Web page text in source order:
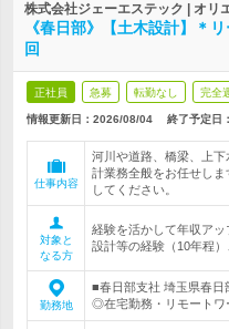
株式会社ジェーエステック | オリ
《春日部》【土木設計】＊
回
正社員 急募 転勤なし 完全
情報更新日：2026/08/04 終了予定日：
仕事内容
河川や道路、橋梁、上
計業務全般をお任せし
してください。
対象と
なる方
経験を活かして年収ア
設計等の経験（10年程
勤務地
■春日部支社 埼玉県春
◎在宅勤務・リモートワ